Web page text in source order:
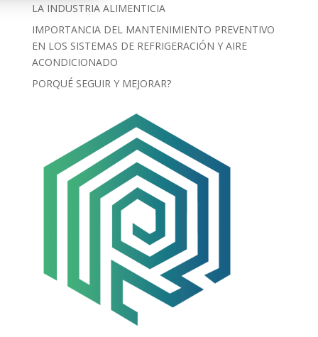
LA INDUSTRIA ALIMENTICIA
IMPORTANCIA DEL MANTENIMIENTO PREVENTIVO
EN LOS SISTEMAS DE REFRIGERACIÓN Y AIRE
ACONDICIONADO
PORQUÉ SEGUIR Y MEJORAR?